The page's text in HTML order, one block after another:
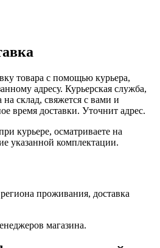
товара с помощью курьера,
адресу. Курьерская служба,
на склад, свяжется с вами и
время доставки. Уточнит адрес.
курьере, осматриваете на
указанной комплектации.
проживания, доставка
магазина.